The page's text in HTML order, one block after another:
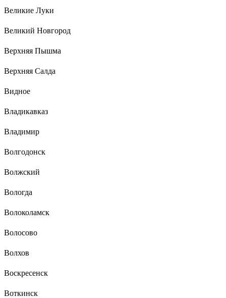
Великие Луки
Великий Новгород
Верхняя Пышма
Верхняя Салда
Видное
Владикавказ
Владимир
Волгодонск
Волжский
Вологда
Волоколамск
Волосово
Волхов
Воскресенск
Воткинск